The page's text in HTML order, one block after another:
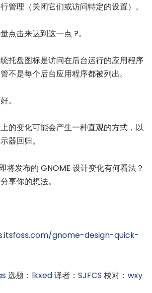
管理（关闭它们或访问特定的设置）。
点击来达到这一点 ?️。
托盘图标是访问在后台运行的应用程序
不是每个后台应用程序都被列出。
。
的变化可能会产生一种直观的方式，以
器回归。
将发布的 GNOME 设计变化有何看法？
享你的想法。
gnome-design-quick-
选题： lkxed译者： SJFCS 校对： wxy